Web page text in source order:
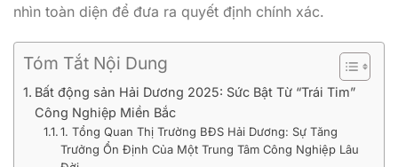
nhìn toàn diện để đưa ra quyết định chính xác.
Tóm Tắt Nội Dung
Bất động sản Hải Dương 2025: Sức Bật Từ “Trái Tim”
Công Nghiệp Miền Bắc
1. Tổng Quan Thị Trường BĐS Hải Dương: Sự Tăng
Trưởng Ổn Định Của Một Trung Tâm Công Nghiệp Lâu